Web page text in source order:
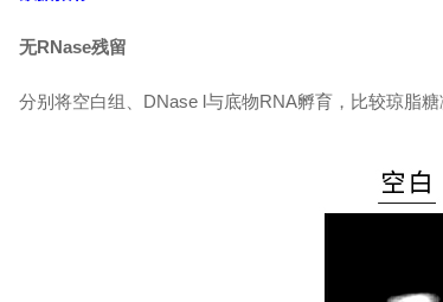
无RNase残留
分别将空白组、DNase l与底物RNA孵育，比较琼脂